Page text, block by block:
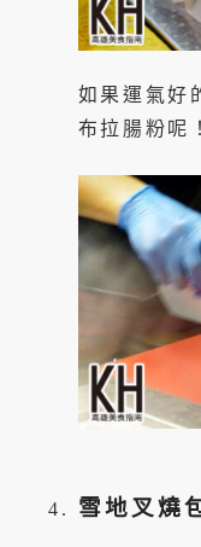
如果運氣好
布拉腸粉呢
雪地叉燒